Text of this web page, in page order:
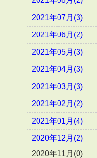
2021年07月(3)
2021年06月(2)
2021年05月(3)
2021年04月(3)
2021年03月(3)
2021年02月(2)
2021年01月(4)
2020年12月(2)
2020年11月(0)